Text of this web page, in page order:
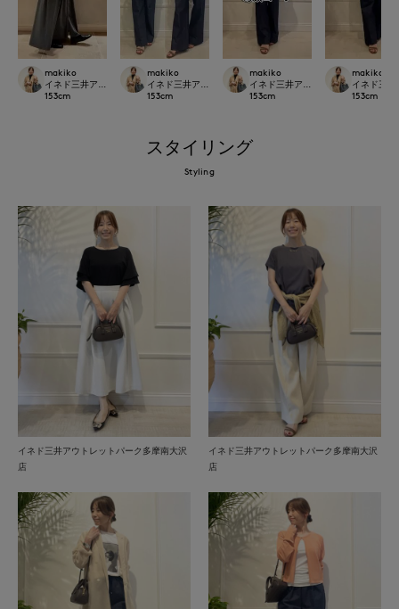
makiko
イネド三井アウトレットパーク多摩南大沢店
153cm
makiko
イネド三井アウトレットパーク多摩南大沢店
153cm
makiko
イネド三井アウトレットパーク多摩
153cm
makiko
イネド三
153cm
スタイリング
Styling
イネド三井アウトレットパーク多摩南大沢
店
イネド三井アウトレットパーク多摩南大沢
店